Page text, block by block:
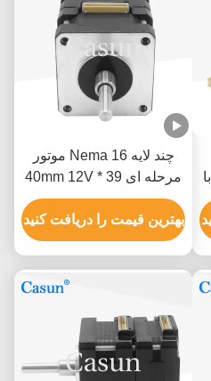
چند لایه Nema 16 موتور
مرحله ای 39 * 40mm 12V
برای گواهینامه CE دستگاه
پزشکی
بهترین قیمت را دریافت کنید